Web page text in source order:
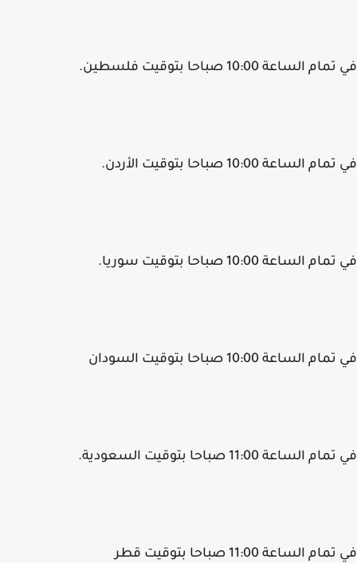
الساعة 10:00 صباحا بتوقيت فلسطين.
الساعة 10:00 صباحا بتوقيت الأردن.
الساعة 10:00 صباحا بتوقيت سوريا.
الساعة 10:00 صباحا بتوقيت السودان
الساعة 11:00 صباحا بتوقيت السعودية.
الساعة 11:00 صباحا بتوقيت قطر